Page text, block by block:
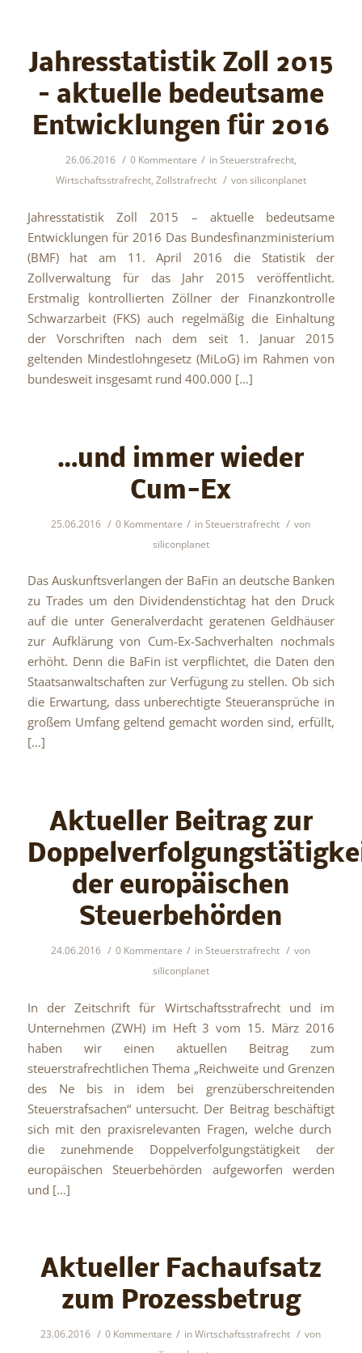
Jahresstatistik Zoll 2015
– aktuelle bedeutsame
Entwicklungen für 2016
26.06.2016 / 0 Kommentare / inSteuerstrafrecht,
Wirtschaftsstrafrecht, Zollstrafrecht / vonsiliconplanet
Jahresstatistik Zoll 2015 – aktuelle bedeutsame
Entwicklungen für 2016 Das Bundesfinanzministerium
(BMF) hat am 11. April 2016 die Statistik der
Zollverwaltung für das Jahr 2015 veröffentlicht.
Erstmalig kontrollierten Zöllner der Finanzkontrolle
Schwarzarbeit (FKS) auch regelmäßig die Einhaltung
der Vorschriften nach dem seit 1. Januar 2015
geltenden Mindestlohngesetz (MiLoG) im Rahmen von
bundesweit insgesamt rund 400.000 […]
…und immer wieder
Cum-Ex
25.06.2016 / 0 Kommentare / inSteuerstrafrecht / von
siliconplanet
Das Auskunftsverlangen der BaFin an deutsche Banken
zu Trades um den Dividendenstichtag hat den Druck
auf die unter Generalverdacht geratenen Geldhäuser
zur Aufklärung von Cum-Ex-Sachverhalten nochmals
erhöht. Denn die BaFin ist verpflichtet, die Daten den
Staatsanwaltschaften zur Verfügung zu stellen. Ob sich
die Erwartung, dass unberechtigte Steueransprüche in
großem Umfang geltend gemacht worden sind, erfüllt,
[…]
Aktueller Beitrag zur
der europäischen
Steuerbehörden
24.06.2016 / 0 Kommentare / inSteuerstrafrecht / von
siliconplanet
In der Zeitschrift für Wirtschaftsstrafrecht und im
Unternehmen (ZWH) im Heft 3 vom 15. März 2016
haben wir einen aktuellen Beitrag zum
steuerstrafrechtlichen Thema „Reichweite und Grenzen
des Ne bis in idem bei grenzüberschreitenden
Steuerstrafsachen“ untersucht. Der Beitrag beschäftigt
sich mit den praxisrelevanten Fragen, welche durch
die zunehmende Doppelverfolgungstätigkeit der
europäischen Steuerbehörden aufgeworfen werden
und […]
Aktueller Fachaufsatz
zum Prozessbetrug
23.06.2016 / 0 Kommentare / inWirtschaftsstrafrecht / von